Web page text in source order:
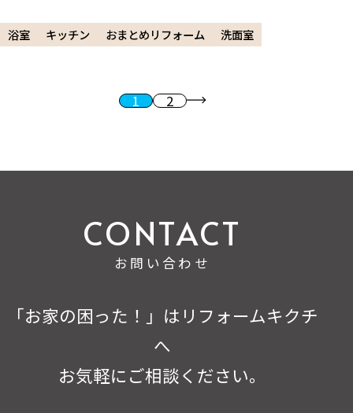
浴室 キッチン おまとめリフォーム 洗面室
1 2 次へ
お問い合わせ
「お家の困った！」はリフォームキクチ
へ
お気軽にご相談ください。